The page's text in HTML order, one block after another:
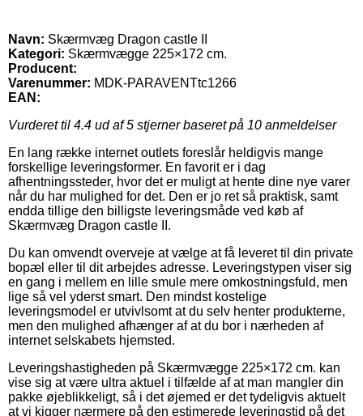
Navn: Skærmvæg Dragon castle II
Kategori: Skærmvægge 225×172 cm.
Producent:
Varenummer: MDK-PARAVENTtc1266
EAN:
Vurderet til 4.4 ud af 5 stjerner baseret på 10 anmeldelser
En lang række internet outlets foreslår heldigvis mange
forskellige leveringsformer. En favorit er i dag
afhentningssteder, hvor det er muligt at hente dine nye varer
når du har mulighed for det. Den er jo ret så praktisk, samt
endda tillige den billigste leveringsmåde ved køb af
Skærmvæg Dragon castle II.
Du kan omvendt overveje at vælge at få leveret til din private
bopæl eller til dit arbejdes adresse. Leveringstypen viser sig
en gang i mellem en lille smule mere omkostningsfuld, men
lige så vel yderst smart. Den mindst kostelige
leveringsmodel er utvivlsomt at du selv henter produkterne,
men den mulighed afhænger af at du bor i nærheden af
internet selskabets hjemsted.
Leveringshastigheden på Skærmvægge 225×172 cm. kan
vise sig at være ultra aktuel i tilfælde af at man mangler din
pakke øjeblikkeligt, så i det øjemed er det tydeligvis aktuelt
at vi kigger nærmere på den estimerede leveringstid på det